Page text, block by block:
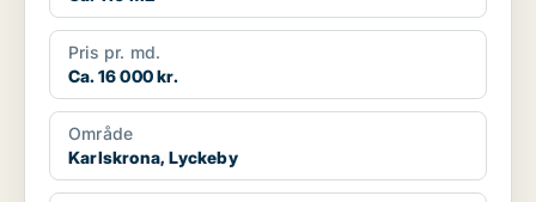
Pris pr. md.
Ca. 16 000 kr.
Område
Karlskrona, Lyckeby